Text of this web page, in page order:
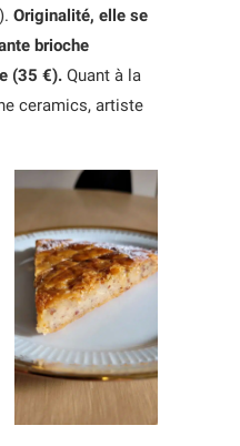
Originalité, elle se
brioche
(35 €). Quant à la
ceramics, artiste